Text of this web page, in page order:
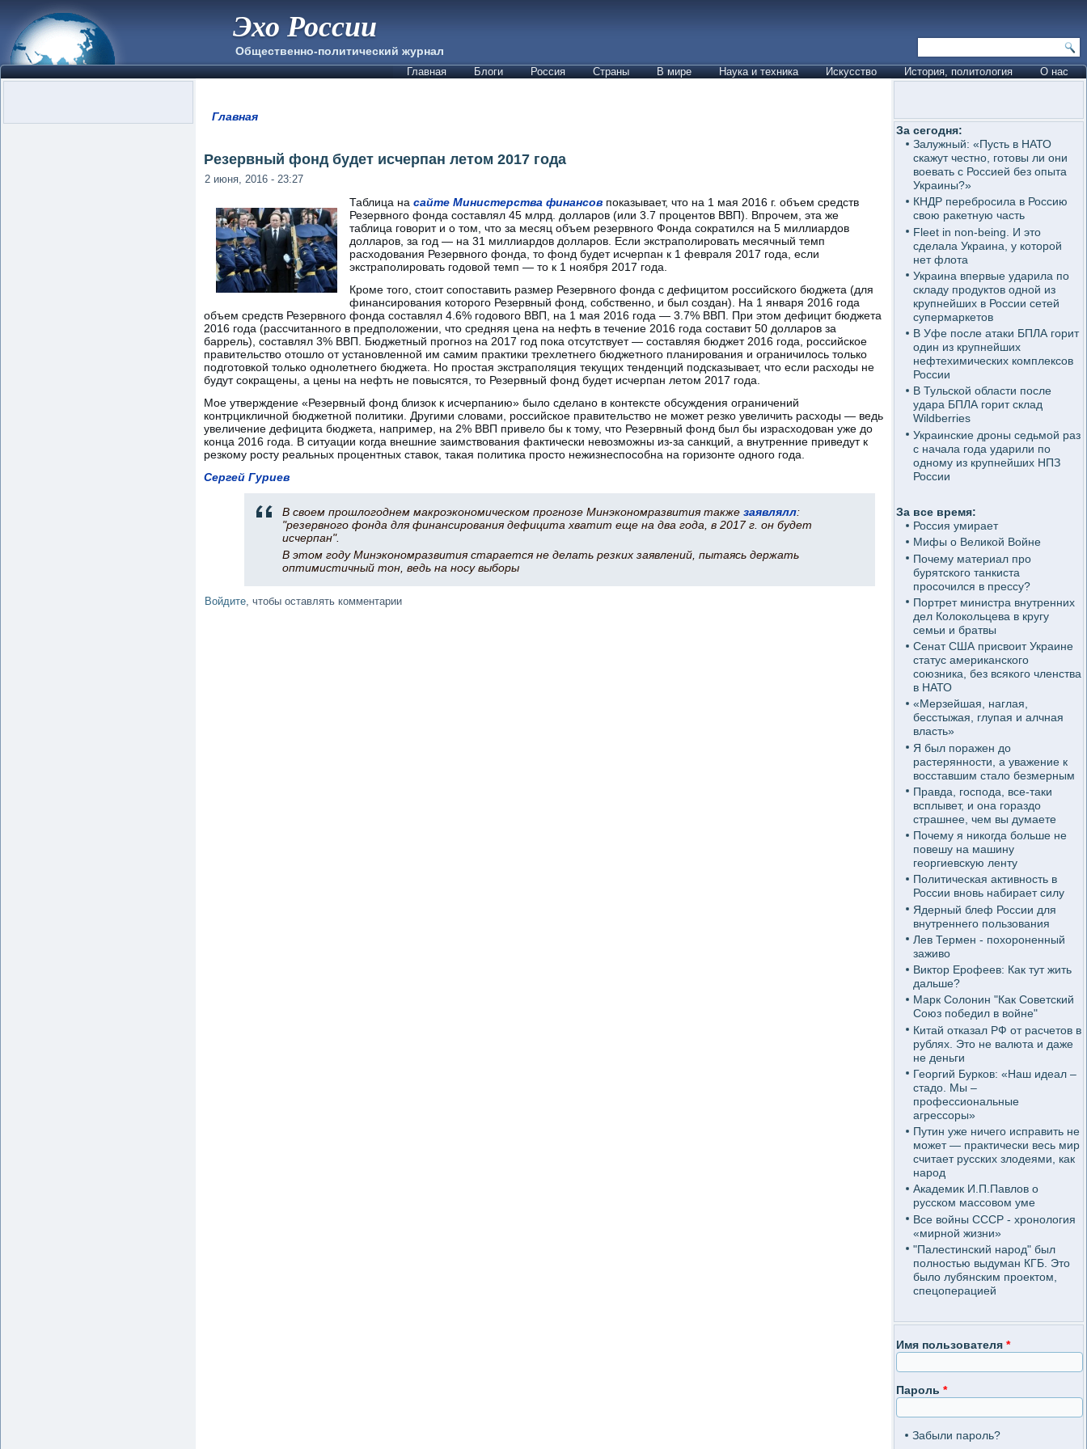
Эхо России
Общественно-политический журнал
Главная Блоги Россия Страны В мире Наука и техника Искусство История, политология О нас
Главная
Резервный фонд будет исчерпан летом 2017 года
2 июня, 2016 - 23:27
Таблица на сайте Министерства финансов показывает, что на 1 мая 2016 г. объем средств
Резервного фонда составлял 45 млрд. долларов (или 3.7 процентов ВВП). Впрочем, эта же
таблица говорит и о том, что за месяц объем резервного Фонда сократился на 5 миллиардов
долларов, за год — на 31 миллиардов долларов. Если экстраполировать месячный темп
расходования Резервного фонда, то фонд будет исчерпан к 1 февраля 2017 года, если
экстраполировать годовой темп — то к 1 ноября 2017 года.
Кроме того, стоит сопоставить размер Резервного фонда с дефицитом российского бюджета (для
финансирования которого Резервный фонд, собственно, и был создан). На 1 января 2016 года
объем средств Резервного фонда составлял 4.6% годового ВВП, на 1 мая 2016 года — 3.7% ВВП. При этом дефицит бюджета
2016 года (рассчитанного в предположении, что средняя цена на нефть в течение 2016 года составит 50 долларов за
баррель), составлял 3% ВВП. Бюджетный прогноз на 2017 год пока отсутствует — составляя бюджет 2016 года, российское
правительство отошло от установленной им самим практики трехлетнего бюджетного планирования и ограничилось только
подготовкой только однолетнего бюджета. Но простая экстраполяция текущих тенденций подсказывает, что если расходы не
будут сокращены, а цены на нефть не повысятся, то Резервный фонд будет исчерпан летом 2017 года.
Мое утверждение «Резервный фонд близок к исчерпанию» было сделано в контексте обсуждения ограничений
контрцикличной бюджетной политики. Другими словами, российское правительство не может резко увеличить расходы — ведь
увеличение дефицита бюджета, например, на 2% ВВП привело бы к тому, что Резервный фонд был бы израсходован уже до
конца 2016 года. В ситуации когда внешние заимствования фактически невозможны из-за санкций, а внутренние приведут к
резкому росту реальных процентных ставок, такая политика просто нежизнеспособна на горизонте одного года.
Сергей Гуриев
В своем прошлогоднем макроэкономическом прогнозе Минэкономразвития также заявлялл:
"резервного фонда для финансирования дефицита хватит еще на два года, в 2017 г. он будет
исчерпан".
В этом году Минэкономразвития старается не делать резких заявлений, пытаясь держать
оптимистичный тон, ведь на носу выборы
Войдите , чтобы оставлять комментарии
За сегодня:
Залужный: «Пусть в НАТО
скажут честно, готовы ли они
воевать с Россией без опыта
Украины?»
КНДР перебросила в Россию
свою ракетную часть
Fleet in non-being. И это
сделала Украина, у которой
нет флота
Украина впервые ударила по
складу продуктов одной из
крупнейших в России сетей
супермаркетов
В Уфе после атаки БПЛА горит
один из крупнейших
нефтехимических комплексов
России
В Тульской области после
удара БПЛА горит склад
Wildberries
Украинские дроны седьмой раз
с начала года ударили по
одному из крупнейших НПЗ
России
За все время:
Россия умирает
Мифы о Великой Войне
Почему материал про
бурятского танкиста
просочился в прессу?
Портрет министра внутренних
дел Колокольцева в кругу
семьи и братвы
Сенат США присвоит Украине
статус американского
союзника, без всякого членства
в НАТО
«Мерзейшая, наглая,
бесстыжая, глупая и алчная
власть»
Я был поражен до
растерянности, а уважение к
восставшим стало безмерным
Правда, господа, все-таки
всплывет, и она гораздо
страшнее, чем вы думаете
Почему я никогда больше не
повешу на машину
георгиевскую ленту
Политическая активность в
России вновь набирает силу
Ядерный блеф России для
внутреннего пользования
Лев Термен - похороненный
заживо
Виктор Ерофеев: Как тут жить
дальше?
Марк Солонин "Как Советский
Союз победил в войне"
Китай отказал РФ от расчетов в
рублях. Это не валюта и даже
не деньги
Георгий Бурков: «Наш идеал –
стадо. Мы –
профессиональные
агрессоры»
Путин уже ничего исправить не
может — практически весь мир
считает русских злодеями, как
народ
Академик И.П.Павлов о
русском массовом уме
Все войны СССР - хронология
«мирной жизни»
"Палестинский народ" был
полностью выдуман КГБ. Это
было лубянским проектом,
спецоперацией
Имя пользователя *
Пароль *
Забыли пароль?